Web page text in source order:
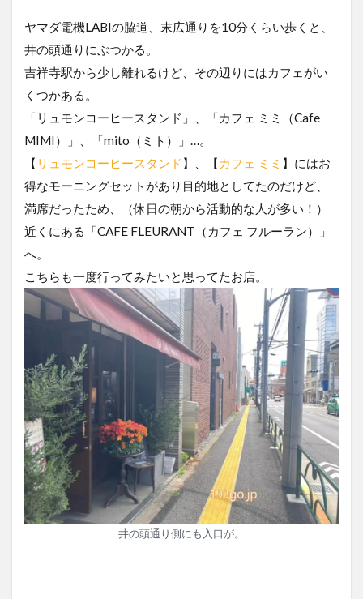
ヤマダ電機LABIの脇道、末広通りを10分くらい歩くと、
井の頭通りにぶつかる。
吉祥寺駅から少し離れるけど、その辺りにはカフェがい
くつかある。
「リュモンコーヒースタンド」、「カフェ ミミ（Cafe
MIMI）」、「mito（ミト）」…。
【 リュモンコーヒースタンド 】、【 カフェ ミミ 】にはお
得なモーニングセットがあり目的地としてたのだけど、
満席だったため、（休日の朝から活動的な人が多い！）
近くにある「CAFE FLEURANT（カフェ フルーラン）」
へ。
こちらも一度行ってみたいと思ってたお店。
井の頭通り側にも入口が。